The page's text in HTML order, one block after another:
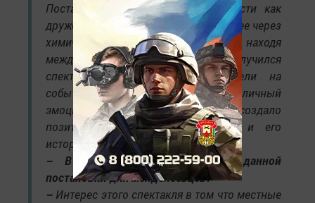
Постарались передать такие ценности как
дружба, любовь, семья, работа и прочее через
химические реакции и термины, находя
между ними параллели. Так получился
спектакль, где зрители посмотрели на
событие не через факты, а через личный
эмоциональный опыт. Что создало
позитивное отношение к городу и его
истории.
– В чём вы видите интерес данной
постановки для менделеевцев?
– Интерес этого спектакля в том что местные